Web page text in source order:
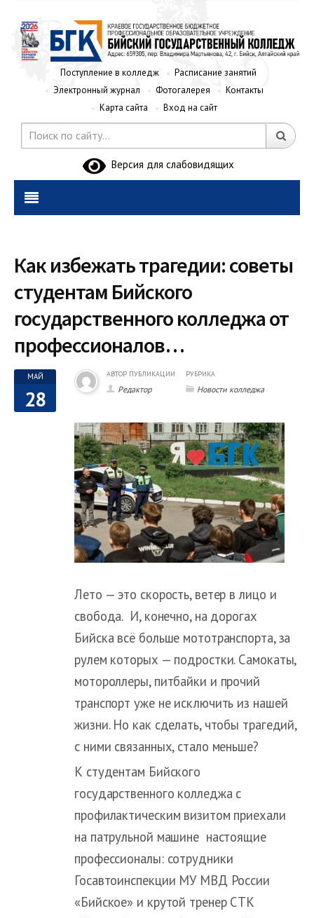
Поступление в колледж
Расписание занятий
Электронный журнал
Фотогалерея
Контакты
Карта сайта
Вход на сайт
Версия для слабовидящих
Как избежать трагедии: советы
студентам Бийского
государственного колледжа от
профессионалов…
МАЙ
28
АВТОР ПУБЛИКАЦИИ
Редактор
РУБРИКА
Новости колледжа
Лето — это скорость, ветер в лицо и
свобода. И, конечно, на дорогах
Бийска всё больше мототранспорта, за
рулем которых — подростки. Самокаты,
мотороллеры, питбайки и прочий
транспорт уже не исключить из нашей
жизни. Но как сделать, чтобы трагедий,
с ними связанных, стало меньше?
К студентам Бийского
государственного колледжа с
профилактическим визитом приехали
на патрульной машине настоящие
профессионалы: сотрудники
Госавтоинспекции МУ МВД России
«Бийское» и крутой тренер СТК